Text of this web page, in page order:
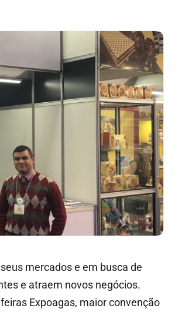
mercados e em busca de
e atraem novos negócios.
Expoagas, maior convenção